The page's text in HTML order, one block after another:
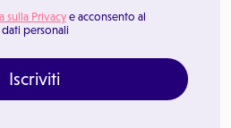
sulla Privacy e acconsento al
personali
Iscriviti